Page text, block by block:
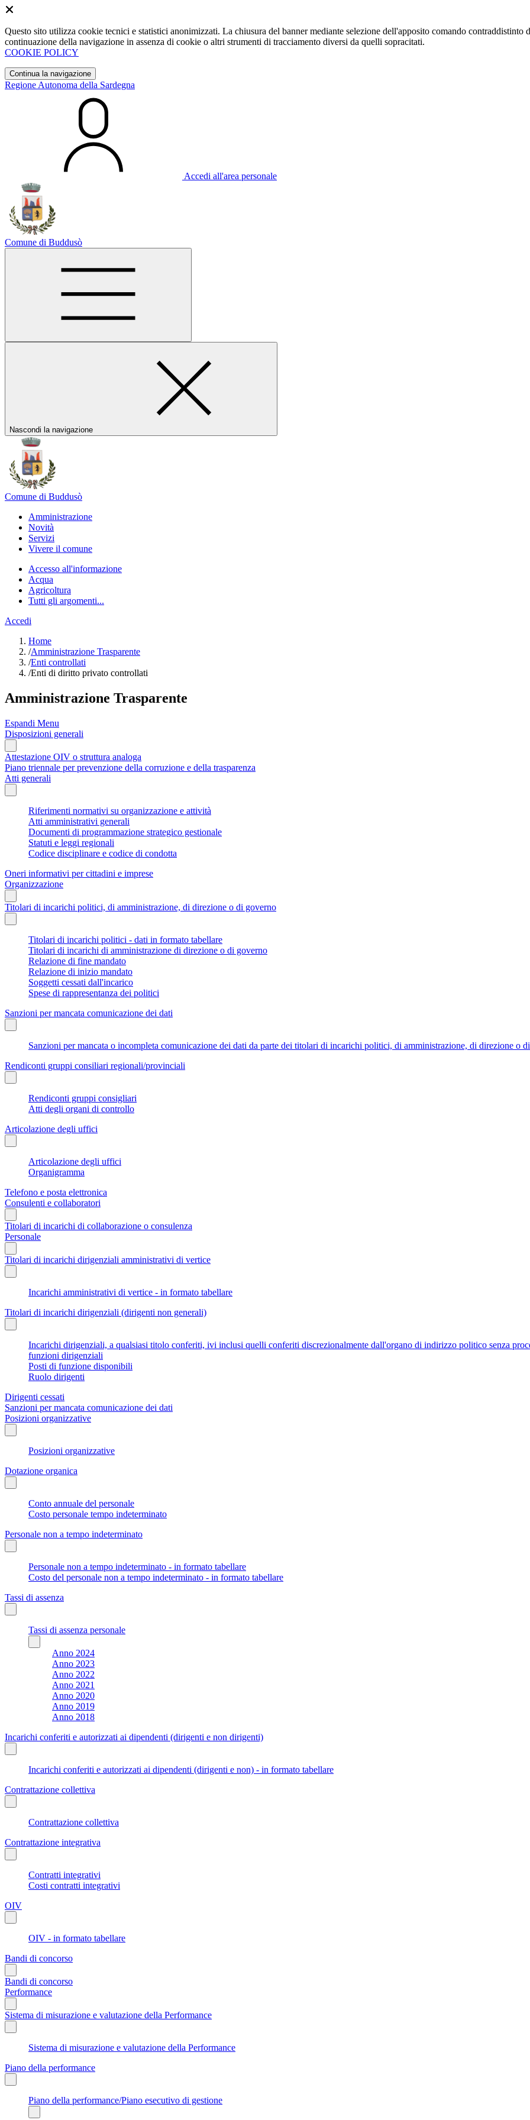
Questo sito utilizza cookie tecnici e statistici anonimizzati. La chiusura del banner mediante selezione dell'apposito comando
continuazione della navigazione in assenza di cookie o altri strumenti di tracciamento diversi da quelli sopracitati.
COOKIE POLICY
Continua la navigazione
Regione Autonoma della Sardegna
Accedi all'area personale
Comune di Buddusò
Nascondi la navigazione
Comune di Buddusò
Amministrazione
Novità
Servizi
Vivere il comune
Accesso all'informazione
Acqua
Agricoltura
Tutti gli argomenti...
Accedi
Home
/Amministrazione Trasparente
/Enti controllati
/Enti di diritto privato controllati
Amministrazione Trasparente
Espandi Menu
Disposizioni generali
Attestazione OIV o struttura analoga
Piano triennale per prevenzione della corruzione e della trasparenza
Atti generali
Riferimenti normativi su organizzazione e attività
Atti amministrativi generali
Documenti di programmazione strategico gestionale
Statuti e leggi regionali
Codice disciplinare e codice di condotta
Oneri informativi per cittadini e imprese
Organizzazione
Titolari di incarichi politici, di amministrazione, di direzione o di governo
Titolari di incarichi politici - dati in formato tabellare
Titolari di incarichi di amministrazione di direzione o di governo
Relazione di fine mandato
Relazione di inizio mandato
Soggetti cessati dall'incarico
Spese di rappresentanza dei politici
Sanzioni per mancata comunicazione dei dati
Sanzioni per mancata o incompleta comunicazione dei dati da parte dei titolari di incarichi politici, di amministrazione, di direzione o
Rendiconti gruppi consiliari regionali/provinciali
Rendiconti gruppi consigliari
Atti degli organi di controllo
Articolazione degli uffici
Articolazione degli uffici
Organigramma
Telefono e posta elettronica
Consulenti e collaboratori
Titolari di incarichi di collaborazione o consulenza
Personale
Titolari di incarichi dirigenziali amministrativi di vertice
Incarichi amministrativi di vertice - in formato tabellare
Titolari di incarichi dirigenziali (dirigenti non generali)
Incarichi dirigenziali, a qualsiasi titolo conferiti, ivi inclusi quelli conferiti discrezionalmente dall'organo di indirizzo politico senza
funzioni dirigenziali
Posti di funzione disponibili
Ruolo dirigenti
Dirigenti cessati
Sanzioni per mancata comunicazione dei dati
Posizioni organizzative
Posizioni organizzative
Dotazione organica
Conto annuale del personale
Costo personale tempo indeterminato
Personale non a tempo indeterminato
Personale non a tempo indeterminato - in formato tabellare
Costo del personale non a tempo indeterminato - in formato tabellare
Tassi di assenza
Tassi di assenza personale
Anno 2024
Anno 2023
Anno 2022
Anno 2021
Anno 2020
Anno 2019
Anno 2018
Incarichi conferiti e autorizzati ai dipendenti (dirigenti e non dirigenti)
Incarichi conferiti e autorizzati ai dipendenti (dirigenti e non) - in formato tabellare
Contrattazione collettiva
Contrattazione collettiva
Contrattazione integrativa
Contratti integrativi
Costi contratti integrativi
OIV
OIV - in formato tabellare
Bandi di concorso
Bandi di concorso
Performance
Sistema di misurazione e valutazione della Performance
Sistema di misurazione e valutazione della Performance
Piano della performance
Piano della performance/Piano esecutivo di gestione